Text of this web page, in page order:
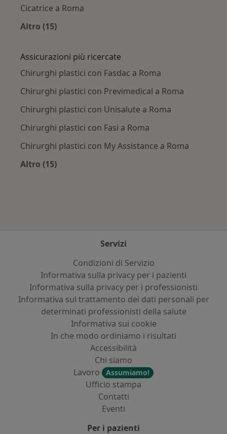
Cicatrice a Roma
Altro (15)
Assicurazioni più ricercate
Chirurghi plastici con Fasdac a Roma
Chirurghi plastici con Previmedical a Roma
Chirurghi plastici con Unisalute a Roma
Chirurghi plastici con Fasi a Roma
Chirurghi plastici con My Assistance a Roma
Altro (15)
Servizi
Condizioni di Servizio
Informativa sulla privacy per i pazienti
Informativa sulla privacy per i professionisti
Informativa sul trattamento dei dati personali per
determinati professionisti della salute
Informativa sui cookie
In che modo ordiniamo i risultati
Accessibilità
Chi siamo
Lavoro
Assumiamo!
Ufficio stampa
Contatti
Eventi
Per i pazienti